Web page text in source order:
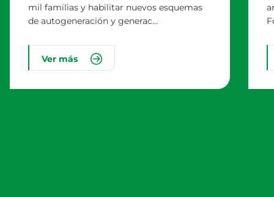
mil familias y habilitar nuevos esquemas
de autogeneración y generac...
Ver más